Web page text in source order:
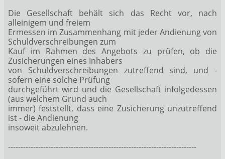
Die Gesellschaft behält sich das Recht vor, nach
alleinigem und freiem
Ermessen im Zusammenhang mit jeder Andienung von
Schuldverschreibungen zum
Kauf im Rahmen des Angebots zu prüfen, ob die
Zusicherungen eines Inhabers
von Schuldverschreibungen zutreffend sind, und -
sofern eine solche Prüfung
durchgeführt wird und die Gesellschaft infolgedessen
(aus welchem Grund auch
immer) feststellt, dass eine Zusicherung unzutreffend
ist - die Andienung
insoweit abzulehnen.
---------------------------------------------------------------------------